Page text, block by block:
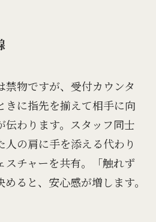
禁物ですが、受付カウンタ
きに指先を揃えて相手に向
伝わります。スタッフ同士
の肩に手を添える代わり
スチャーを共有。「触れず
ると、安心感が増します。